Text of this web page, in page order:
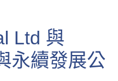
Ltd 與
永續發展公